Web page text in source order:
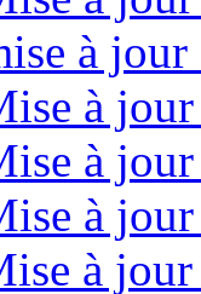
à jour
à
à
à
à jour